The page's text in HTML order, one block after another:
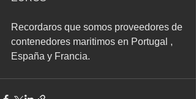
Recordaros que somos proveedores de
contenedores maritimos en Portugal ,
España y Francia.